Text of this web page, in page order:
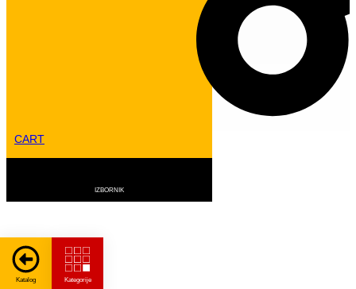
CART
VILIČARI